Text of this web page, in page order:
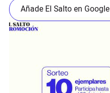
Añade El Salto en Google